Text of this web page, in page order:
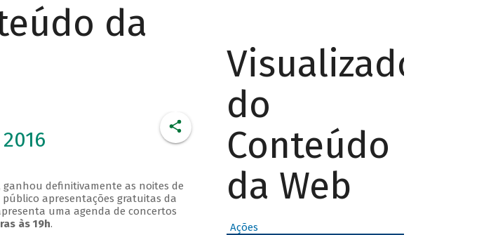
da
ganhou definitivamente as noites de
apresentações gratuitas da
uma agenda de concertos
às 19h.
Visualizador
do
Conteúdo
da Web
Ações